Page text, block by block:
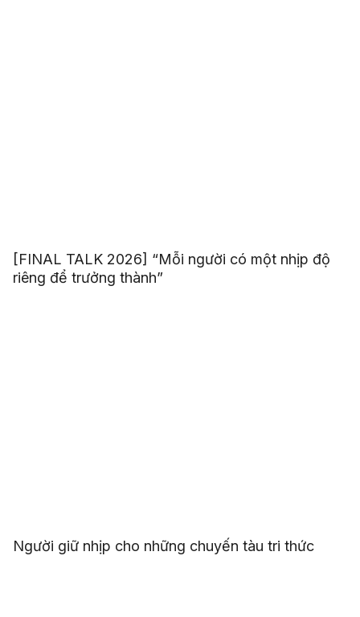
[FINAL TALK 2026] “Mỗi người có một nhịp độ
riêng để trưởng thành”
Người giữ nhịp cho những chuyến tàu tri thức